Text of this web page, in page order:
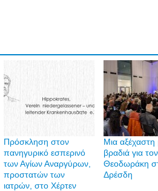
Πρόσκληση στον
πανηγυρικό εσπερινό
των Αγίων Αναργύρων,
προστατών των
ιατρών, στο Χέρτεν
Μια αξέχαστη
βραδιά για
Θεοδωράκη
Δρέσδη